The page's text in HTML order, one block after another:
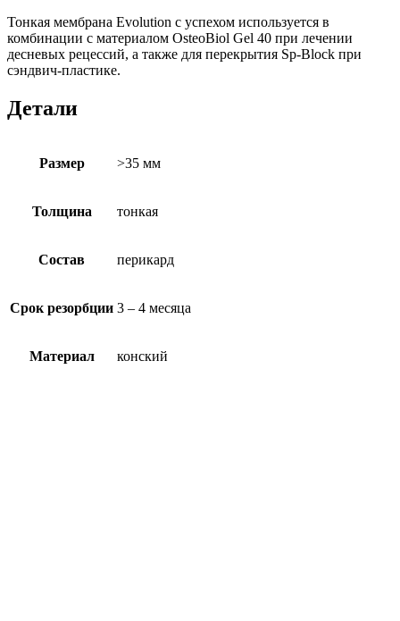
Тонкая мембрана Evolution с успехом используется в
комбинации с материалом OsteoBiol Gel 40 при лечении
десневых рецессий, а также для перекрытия Sp-Block при
сэндвич-пластике.
Детали
Размер >35 мм
Толщина тонкая
Состав перикард
Срок резорбции 3 – 4 месяца
Материал конский